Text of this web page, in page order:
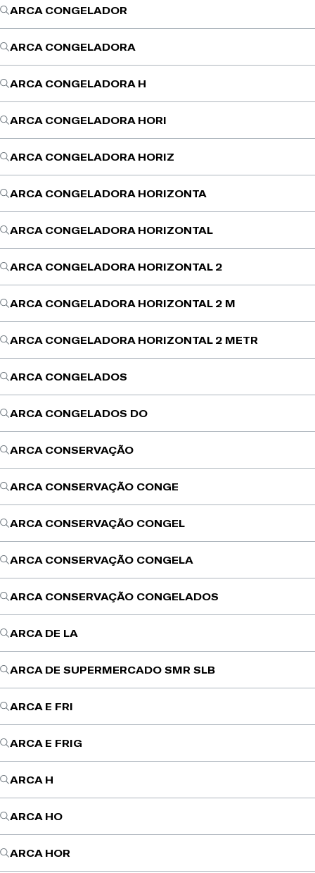
ARCA CONGELADOR
ARCA CONGELADORA
ARCA CONGELADORA H
ARCA CONGELADORA HORI
ARCA CONGELADORA HORIZ
ARCA CONGELADORA HORIZONTA
ARCA CONGELADORA HORIZONTAL
ARCA CONGELADORA HORIZONTAL 2
ARCA CONGELADORA HORIZONTAL 2 M
ARCA CONGELADORA HORIZONTAL 2 METR
ARCA CONGELADOS
ARCA CONGELADOS DO
ARCA CONSERVAÇÃO
ARCA CONSERVAÇÃO CONGE
ARCA CONSERVAÇÃO CONGEL
ARCA CONSERVAÇÃO CONGELA
ARCA CONSERVAÇÃO CONGELADOS
ARCA DE LA
ARCA DE SUPERMERCADO SMR SLB
ARCA E FRI
ARCA E FRIG
ARCA H
ARCA HO
ARCA HOR